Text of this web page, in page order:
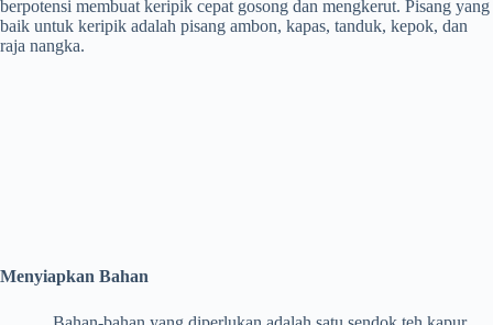
berpotensi membuat keripik cepat gosong dan mengkerut. Pisang yang
baik untuk keripik adalah pisang ambon, kapas, tanduk, kepok, dan
raja nangka.
Menyiapkan Bahan